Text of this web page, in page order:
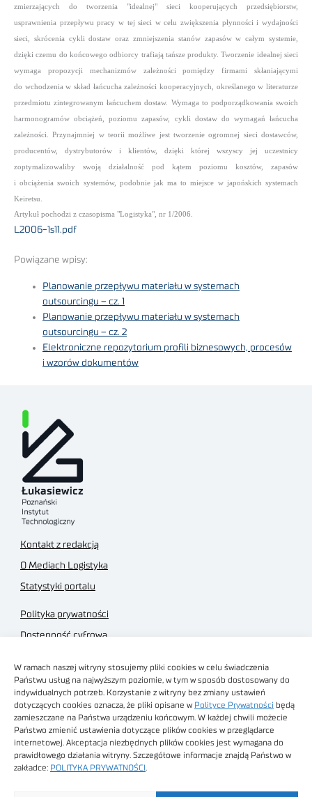
W ramach naszej witryny stosujemy pliki cookies w celu świadczenia
Państwu usług na najwyższym poziomie, w tym w sposób dostosowany do
indywidualnych potrzeb. Korzystanie z witryny bez zmiany ustawień
dotyczących cookies oznacza, że pliki opisane w Polityce Prywatności będą
zamieszczane na Państwa urządzeniu końcowym. W każdej chwili możecie
Państwo zmienić ustawienia dotyczące plików cookies w przeglądarce
internetowej. Akceptacja niezbędnych plików cookies jest wymagana do
prawidłowego działania witryny. Szczegółowe informacje znajdą Państwo w
zakładce: POLITYKA PRYWATNOŚCI
zmierzających do tworzenia "idealnej" sieci kooperujących przedsiębiorstw,
usprawnienia przepływu pracy w tej sieci w celu zwiększenia płynności i wydajności
sieci, skrócenia cykli dostaw oraz zmniejszenia stanów zapasów w całym systemie,
dzięki czemu do końcowego odbiorcy trafiają tańsze produkty. Tworzenie idealnej sieci
wymaga propozycji mechanizmów zależności pomiędzy firmami skłaniającymi
do wchodzenia w skład łańcucha zależności kooperacyjnych, określanego w literaturze
przedmiotu zintegrowanym łańcuchem dostaw. Wymaga to podporządkowania swoich
harmonogramów obciążeń, poziomu zapasów, cykli dostaw do wymagań łańcucha
zależności. Przynajmniej w teorii możliwe jest tworzenie ogromnej sieci dostawców,
producentów, dystrybutorów i klientów, dzięki której wszyscy jej uczestnicy
zoptymalizowaliby swoją działalność pod kątem poziomu kosztów, zapasów
i obciążenia swoich systemów, podobnie jak ma to miejsce w japońskich systemach
Keiretsu.
Artykuł pochodzi z czasopisma "Logistyka", nr 1/2006.
L2006-1s11.pdf
Powiązane wpisy:
Planowanie przepływu materiału w systemach
outsourcingu – cz. 1
Planowanie przepływu materiału w systemach
outsourcingu – cz. 2
Elektroniczne repozytorium profili biznesowych, procesów
i wzorów dokumentów
Kontakt z redakcją
O Mediach Logistyka
Statystyki portalu
Polityka prywatności
Dostępność cyfrowa
Regulamin sklepu
Obrazy stockowe
autorstwa